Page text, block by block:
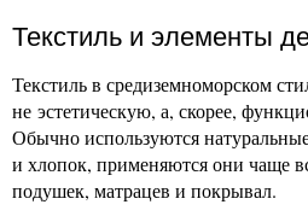
Текстиль и элементы
Текстиль в средиземноморском
не эстетическую, а, скорее,
Обычно используются
и хлопок, применяются они чаще
подушек, матрацев и покрывал.